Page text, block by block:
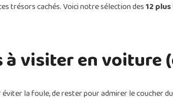
trésors cachés. Voici notre sélection des12
à visiter en
la foule, de rester pour admirer le coucher